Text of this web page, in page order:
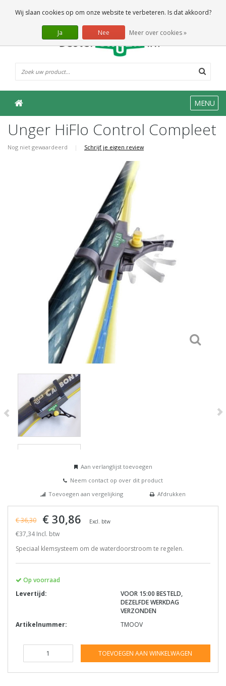
0 Artikelen
MENU
Unger HiFlo Control Compleet
Nog niet gewaardeerd | Schrijf je eigen review
Aan verlanglijst toevoegen
Neem contact op over dit product
Toevoegen aan vergelijking
Afdrukken
€ 36,30 € 30,86 Excl. btw
€37,34 Incl. btw
Speciaal klemsysteem om de waterdoorstroom te regelen.
Op voorraad
Levertijd:
VOOR 15:00 BESTELD,
DEZELFDE WERKDAG
VERZONDEN
Artikelnummer:
TMOOV
TOEVOEGEN AAN WINKELWAGEN
Wij slaan cookies op om onze website te verbeteren. Is dat akkoord?
Ja Nee Meer over cookies »